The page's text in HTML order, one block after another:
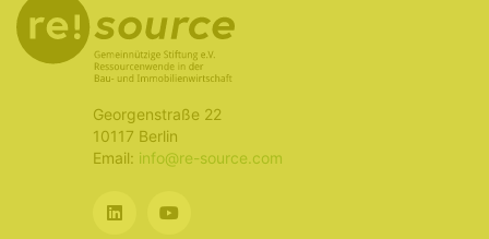
Georgenstraße 22
10117 Berlin
Email: info@re-source.com